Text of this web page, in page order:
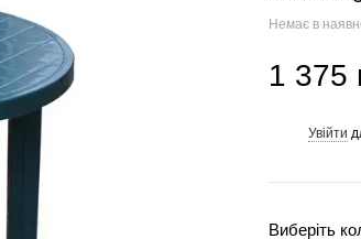
Немає в
1 375
Увійти
Виберіть